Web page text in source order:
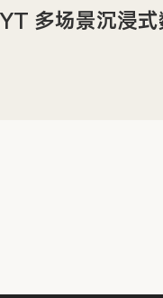
多场景沉浸